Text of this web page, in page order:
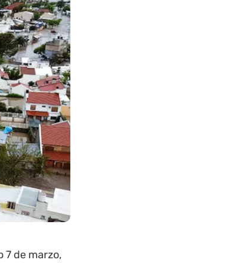
7 de marzo,